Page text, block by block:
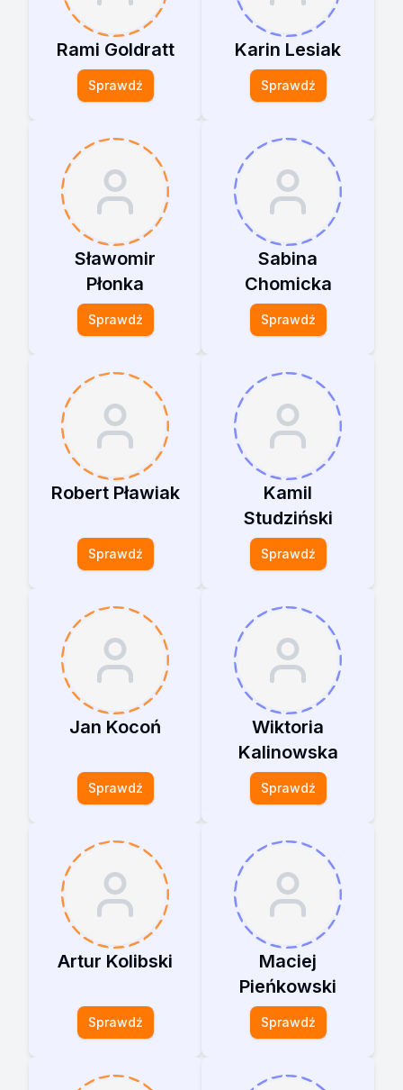
w organiza...
Rami Goldratt
Sprawdź
Karin Lesiak
Sprawdź
Sławomir
Płonka
Sprawdź
Sabina
Chomicka
Sprawdź
Robert Pławiak
Sprawdź
Kamil
Studziński
Sprawdź
Jan Kocoń
Sprawdź
Wiktoria
Kalinowska
Sprawdź
Artur Kolibski
Sprawdź
Maciej
Pieńkowski
Sprawdź